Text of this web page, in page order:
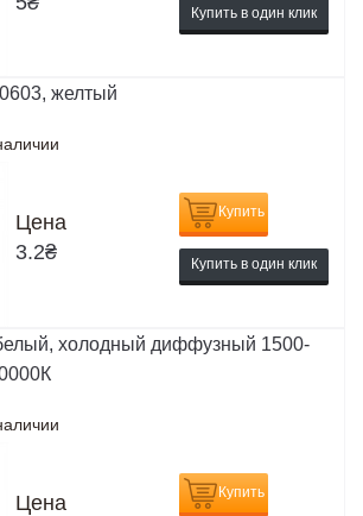
Купить в один клик
желтый
Цена
3.2₴
Купить
Купить в один клик
холодный диффузный 1500-
Цена
Купить